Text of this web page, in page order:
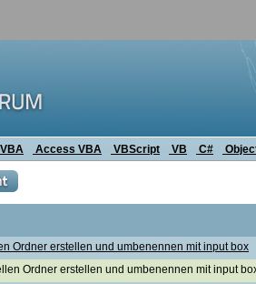
Access VBA VBScript VB C#
Ordner erstellen und umbenennen mit input box
Ordner erstellen und umbenennen mit input